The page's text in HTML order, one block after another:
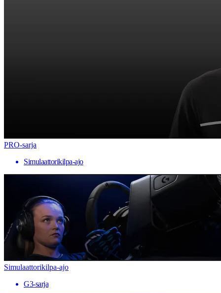
PRO-sarja
Simulaattorikilpa-ajo
Simulaattorikilpa-ajo
G3-sarja